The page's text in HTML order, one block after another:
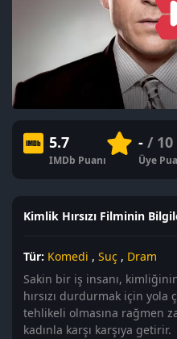
5.7
IMDb Puanı
-/ 10
Üye
Kimlik Hırsızı Filminin
Tür: Komedi , Suç , Dram
Sakin bir iş insanı,
hırsızı durdurmak için yola
tehlikeli olmasına rağmen
kadınla karşı karşıya getirir.